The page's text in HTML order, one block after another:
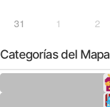
31 1 2
Categorías del Mapa